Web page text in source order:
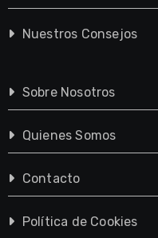
Nuestros Consejos
Sobre Nosotros
Quienes Somos
Contacto
Política de Cookies